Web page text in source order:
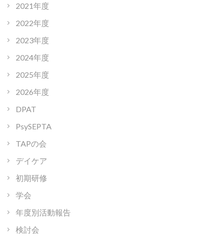
2021年度
2022年度
2023年度
2024年度
2025年度
2026年度
DPAT
PsySEPTA
TAPの会
デイケア
初期研修
学会
年度別活動報告
検討会